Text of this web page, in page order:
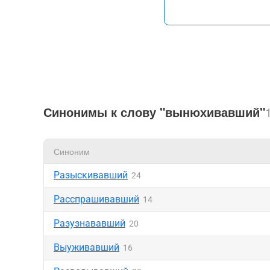
Синонимы к слову "вынюхивавший"
Синоним
Разыскивавший 24
Расспрашивавший 14
Разузнававший 20
Выуживавший 16